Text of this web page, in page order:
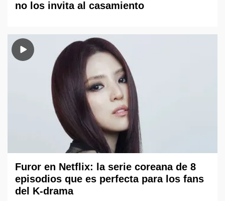
no los invita al casamiento
Furor en Netflix: la serie coreana de 8
episodios que es perfecta para los fans
del K-drama